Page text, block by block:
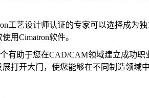
工艺设计师认证的专家可以选择成为
用Cimatron软件。
有助于您在CAD/CAM领域建立成功
打开大门，使您能够在不同制造领域